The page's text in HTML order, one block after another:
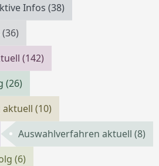
Infos(38)
(36)
(142)
(26)
aktuell(10)
Auswahlverfahren aktuell(8)
(6)